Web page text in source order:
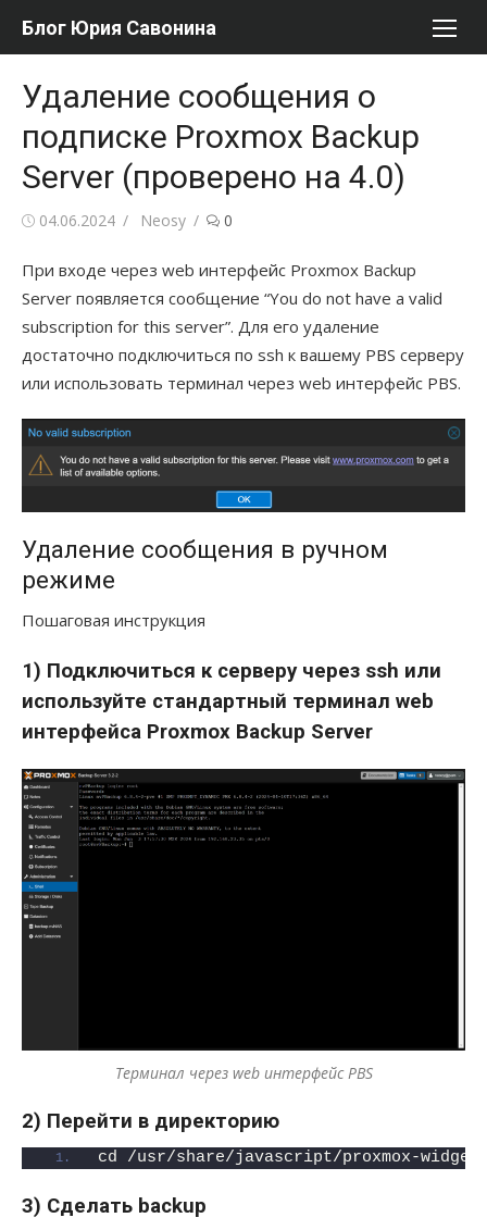
Блог Юрия Савонина
Удаление сообщения о
подписке Proxmox Backup
Server (проверено на 4.0)
Опубликовано
04.06.2024 Автор
Neosy 0
При входе через web интерфейс Proxmox Backup
Server появляется сообщение “You do not have a valid
subscription for this server”. Для его удаление
достаточно подключиться по ssh к вашему PBS серверу
или использовать терминал через web интерфейс PBS.
Удаление сообщения в ручном
режиме
Пошаговая инструкция
1) Подключиться к серверу через ssh или
используйте стандартный терминал web
интерфейса Proxmox Backup Server
Терминал через web интерфейс PBS
2) Перейти в директорию
cd /usr/share/javascript/proxmox-
3) Сделать backup